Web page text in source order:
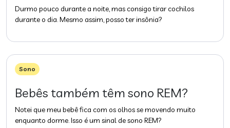
Durmo pouco durante a noite, mas consigo tirar cochilos
durante o dia. Mesmo assim, posso ter insônia?
Sono
Bebês também têm sono REM?
Notei que meu bebê fica com os olhos se movendo muito
enquanto dorme. Isso é um sinal de sono REM?